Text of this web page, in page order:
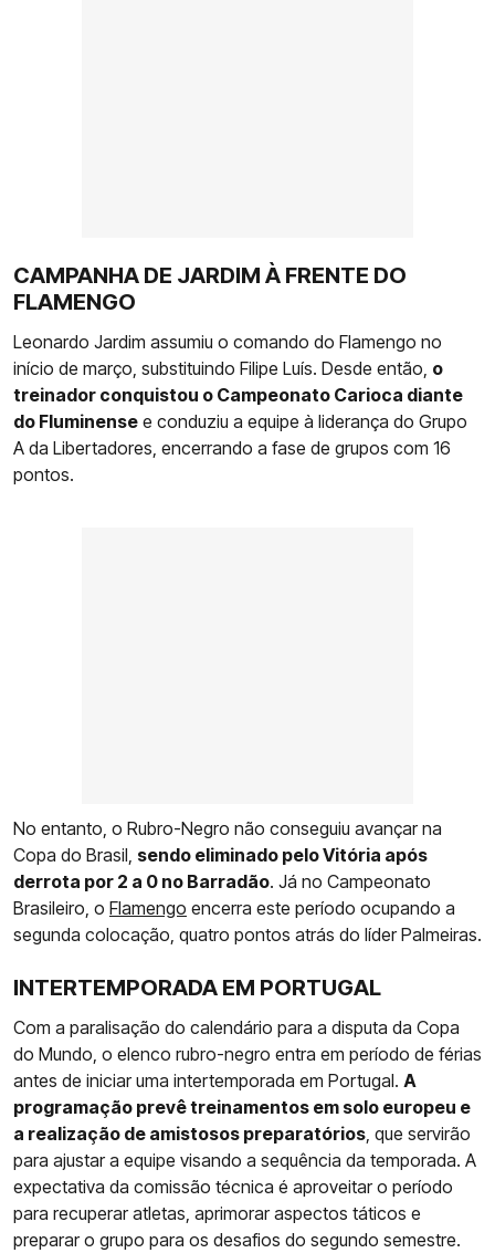
CAMPANHA DE JARDIM À FRENTE DO
FLAMENGO
Leonardo Jardim assumiu o comando do Flamengo no
início de março, substituindo Filipe Luís. Desde então, o
treinador conquistou o Campeonato Carioca diante
do Fluminense e conduziu a equipe à liderança do Grupo
A da Libertadores, encerrando a fase de grupos com 16
pontos.
No entanto, o Rubro-Negro não conseguiu avançar na
Copa do Brasil, sendo eliminado pelo Vitória após
derrota por 2 a 0 no Barradão. Já no Campeonato
Brasileiro, o Flamengo encerra este período ocupando a
segunda colocação, quatro pontos atrás do líder Palmeiras.
INTERTEMPORADA EM PORTUGAL
Com a paralisação do calendário para a disputa da Copa
do Mundo, o elenco rubro-negro entra em período de férias
antes de iniciar uma intertemporada em Portugal. A
programação prevê treinamentos em solo europeu e
a realização de amistosos preparatórios , que servirão
para ajustar a equipe visando a sequência da temporada. A
expectativa da comissão técnica é aproveitar o período
para recuperar atletas, aprimorar aspectos táticos e
preparar o grupo para os desafios do segundo semestre.